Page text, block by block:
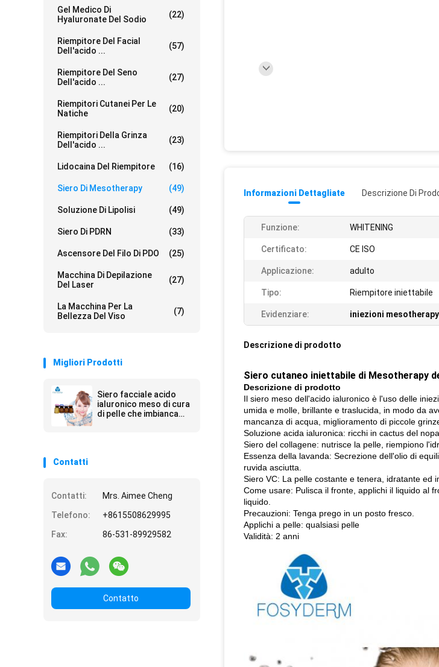
Gel Medico Di
Hyaluronate Del Sodio
(22)
Riempitore Del Facial
Dell'acido ...
(57)
Riempitore Del Seno
Dell'acido ...
(27)
Riempitori Cutanei Per Le
Natiche
(20)
Riempitori Della Grinza
Dell'acido ...
(23)
Lidocaina Del Riempitore (16)
Siero Di Mesotherapy (49)
Soluzione Di Lipolisi (49)
Siero Di PDRN (33)
Ascensore Del Filo Di PDO (25)
Macchina Di Depilazione
Del Laser
(27)
La Macchina Per La
Bellezza Del Viso
(7)
Migliori Prodotti
Siero facciale acido
ialuronico meso di cura
di pelle che imbianca
Contatti
Contatti:
Mrs. Aimee Cheng
Telefono:
+8615508629995
Fax:
86-531-89929582
Contatto
Informazioni Dettagliate Descrizione Di
Funzione: WHITENING
Certificato: CE ISO
Applicazione: adulto
Tipo: Riempitore iniettabile
Evidenziare: iniezioni
Descrizione di prodotto
Siero cutaneo iniettabile di Mesotherapy
Descrizione di prodotto
Il siero meso dell'acido ialuronico è l'uso delle
umida e molle, brillante e traslucida, in modo da
mancanza di acqua, miglioramento di piccole
Soluzione acida ialuronica: ricchi in cactus del
Siero del collagene: nutrisce la pelle, riempiono
Essenza della lavanda: Secrezione dell'olio di
ruvida asciutta.
Siero VC: La pelle costante e tenera, idratante ed
Come usare: Pulisca il fronte, applichi il liquido al
liquido.
Precauzioni: Tenga prego in un posto fresco.
Applichi a pelle: qualsiasi pelle
Validità: 2 anni